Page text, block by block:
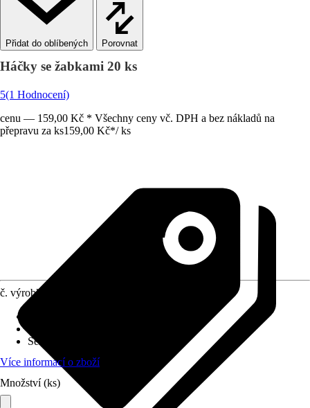
Porovnat
Háčky se žabkami 20 ks
5(1 Hodnocení)
cenu — 159,00 Kč * Všechny ceny vč. DPH a bez nákladů na
přepravu za ks159,00 Kč*/ ks
č. výrobku
Série
Více informací o zboží
Množství (ks)